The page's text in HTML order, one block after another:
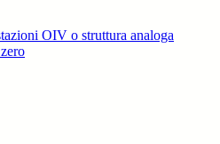
OIV o struttura analoga